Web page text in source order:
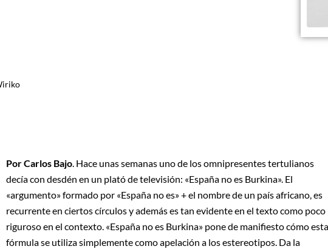
Por Carlos Bajo. Hace unas semanas uno de los omnipresentes tertulianos
decía con desdén en un plató de televisión: «España no es Burkina». El
«argumento» formado por «España no es» + el nombre de un país africano, es
recurrente en ciertos círculos y además es tan evidente en el texto como poco
riguroso en el contexto. «España no es Burkina» pone de manifiesto cómo esta
fórmula se utiliza simplemente como apelación a los estereotipos. Da la